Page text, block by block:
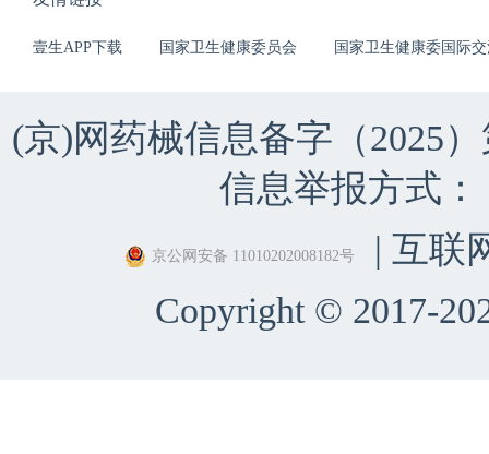
壹生APP下载 国家卫生健康委员会 国家卫生健康委国际
(京)网药械信息备字（2025
信息举报方式：
京公网安备 11010202008182号
| 互联
Copyright © 2017-